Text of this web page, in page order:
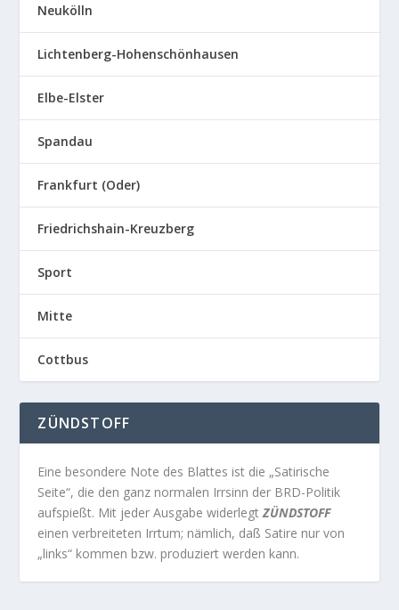
Neukölln
Lichtenberg-Hohenschönhausen
Elbe-Elster
Spandau
Frankfurt (Oder)
Friedrichshain-Kreuzberg
Sport
Mitte
Cottbus
ZÜNDSTOFF
Eine besondere Note des Blattes ist die „Satirische
Seite“, die den ganz normalen Irrsinn der BRD-Politik
aufspießt. Mit jeder Ausgabe widerlegtZÜNDSTOFF
einen verbreiteten Irrtum; nämlich, daß Satire nur von
„links“ kommen bzw. produziert werden kann.